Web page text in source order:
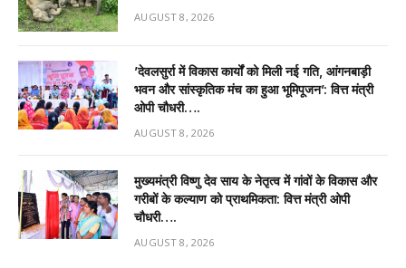
AUGUST 8, 2026
’देवलसुर्रा में विकास कार्यों को मिली नई गति, आंगनबाड़ी
भवन और सांस्कृतिक मंच का हुआ भूमिपूजन’: वित्त मंत्री
ओपी चौधरी….
AUGUST 8, 2026
मुख्यमंत्री विष्णु देव साय के नेतृत्व में गांवों के विकास और
गरीबों के कल्याण को प्राथमिकता: वित्त मंत्री ओपी
चौधरी….
AUGUST 8, 2026